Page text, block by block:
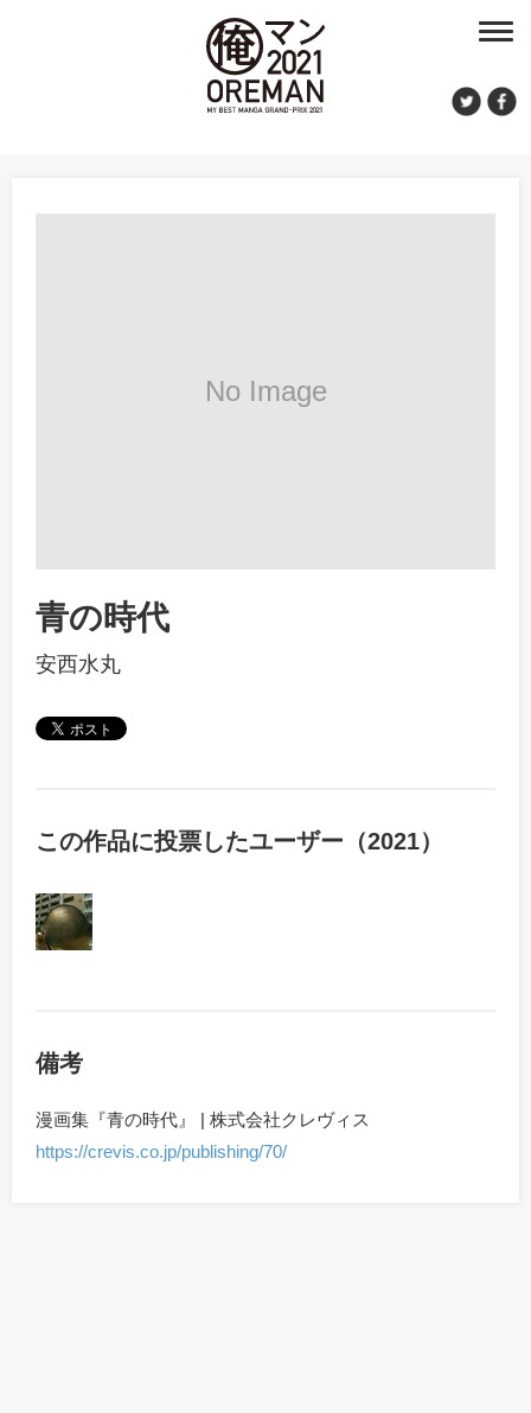
青の時代
安西水丸
この作品に投票したユーザー（2021）
備考
漫画集『青の時代』 | 株式会社クレヴィス
https://crevis.co.jp/publishing/70/